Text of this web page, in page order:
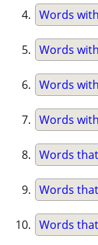
Words
Words
Words
Words
Words
Words
Words